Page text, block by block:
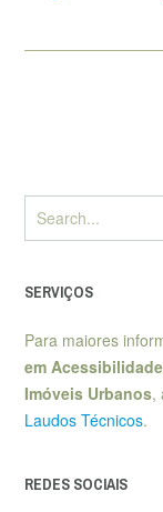
SERVIÇOS
Para maiores
em Acessibilidade
Imóveis Urbanos,
Laudos Técnicos.
REDES SOCIAIS